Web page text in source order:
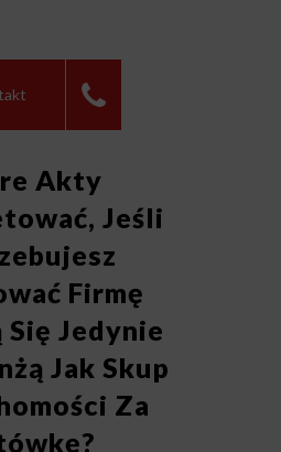
Akty
Jeśli
Firmę
Się Jedynie
Jak Skup
Za